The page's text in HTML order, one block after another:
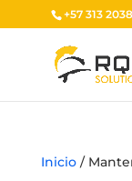
+57 313
Inicio/